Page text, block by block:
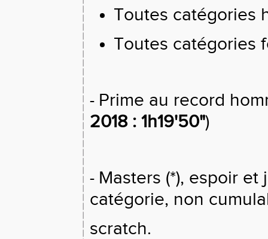
Toutes catégories
Toutes catégories
- Prime au record
2018 : 1h19'50")
- Masters (*), espoir
catégorie, non
scratch.